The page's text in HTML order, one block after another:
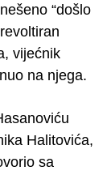
“došlo
vijećnik
na njega.
Halitovića,
sa